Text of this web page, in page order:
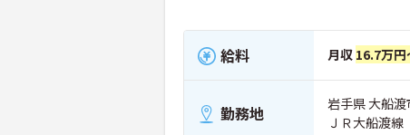
給料 月収 16.7万
勤務地
岩手県 大船
ＪＲ大船渡